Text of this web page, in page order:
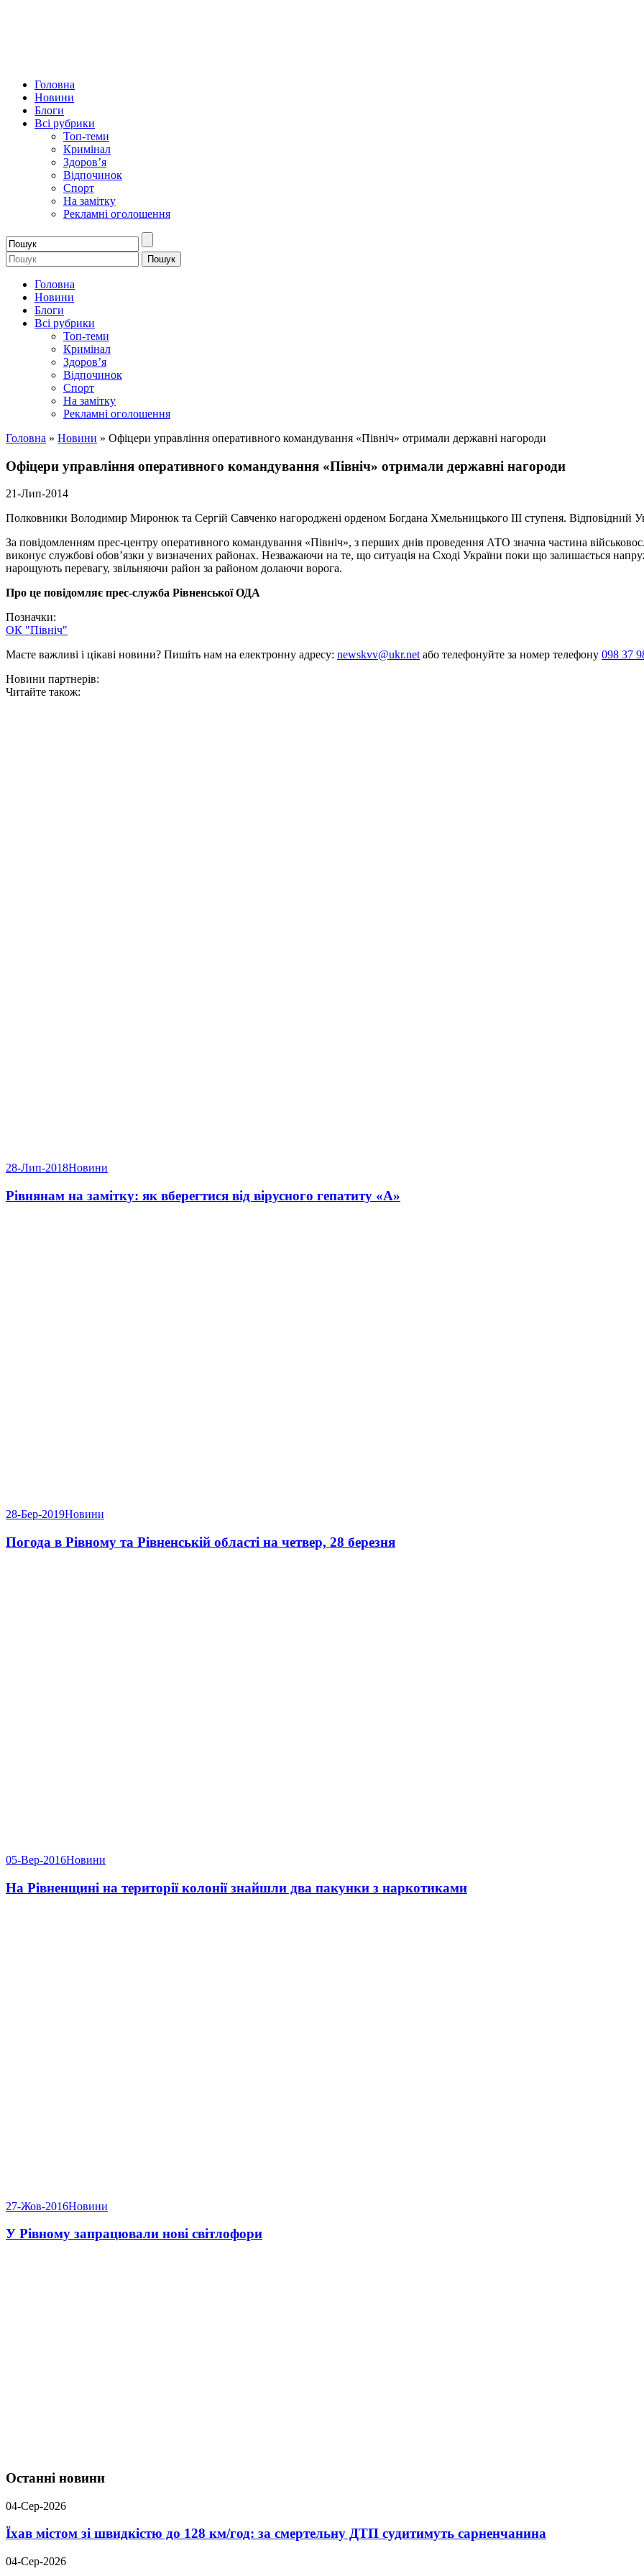
Головна
Новини
Блоги
Всі рубрики
Топ-теми
Кримінал
Здоров’я
Відпочинок
Спорт
На замітку
Рекламні оголошення
Головна
Новини
Блоги
Всі рубрики
Топ-теми
Кримінал
Здоров’я
Відпочинок
Спорт
На замітку
Рекламні оголошення
Головна » Новини » Офіцери управління оперативного командування «Північ» отримали державні нагороди
Офіцери управління оперативного командування «Північ» отримали державні нагороди
21-Лип-2014
Полковники Володимир Миронюк та Сергій Савченко нагороджені орденом Богдана Хмельницького III ступеня. Відповідний
За повідомленням прес-центру оперативного командування «Північ», з перших днів проведення АТО значна частина
виконує службові обов’язки у визначених районах. Незважаючи на те, що ситуація на Сході України поки що залишається
нарощують перевагу, звільняючи район за районом долаючи ворога.
Про це повідомляє прес-служба Рівненської ОДА
Позначки:
ОК "Північ"
Маєте важливі і цікаві новини? Пишіть нам на електронну адресу: newskvv@ukr.netабо телефонуйте за номер телефону 098 37
Новини партнерів:
Читайте також:
28-Лип-2018Новини
Рівнянам на замітку: як вберегтися від вірусного гепатиту «А»
28-Бер-2019Новини
Погода в Рівному та Рівненській області на четвер, 28 березня
05-Вер-2016Новини
На Рівненщині на території колонії знайшли два пакунки з наркотиками
27-Жов-2016Новини
У Рівному запрацювали нові світлофори
Останні новини
04-Сер-2026
Їхав містом зі швидкістю до 128 км/год: за смертельну ДТП судитимуть сарненчанина
04-Сер-2026